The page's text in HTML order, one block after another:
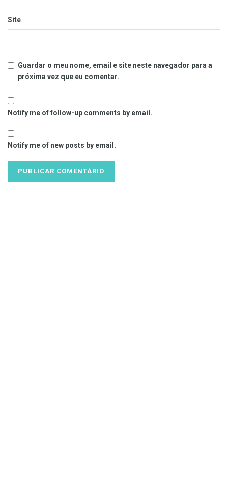
Site
Guardar o meu nome, email e site neste navegador para a
próxima vez que eu comentar.
Notify me of follow-up comments by email.
Notify me of new posts by email.